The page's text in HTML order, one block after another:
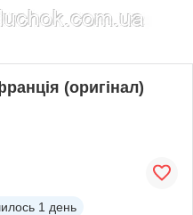
(оригінал)
1 день